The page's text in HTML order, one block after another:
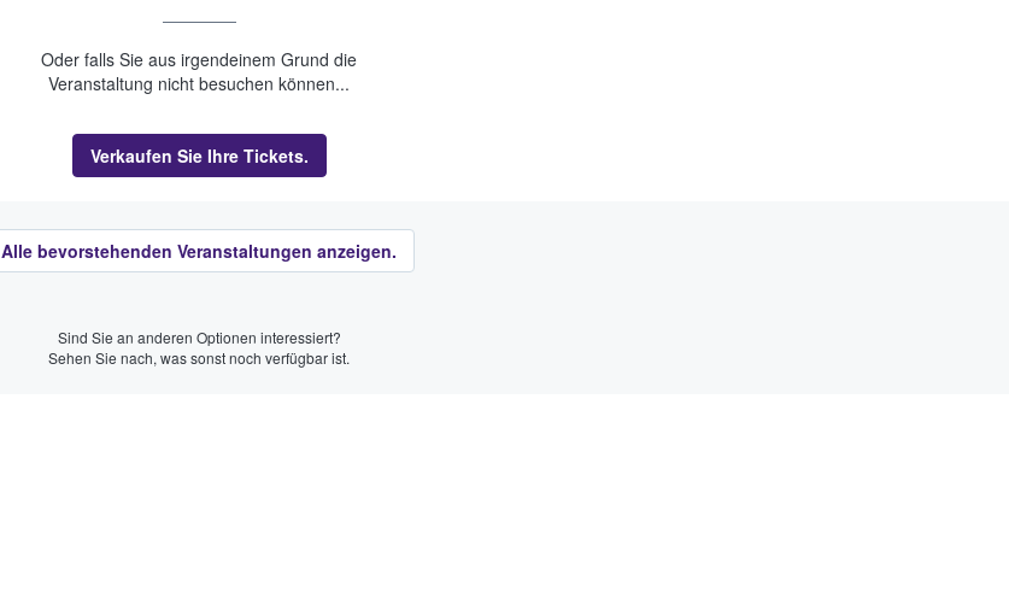
Oder falls Sie aus irgendeinem Grund die
Veranstaltung nicht besuchen können...
Verkaufen Sie Ihre Tickets.
Alle bevorstehenden Veranstaltungen anzeigen.
Sind Sie an anderen Optionen interessiert?
Sehen Sie nach, was sonst noch verfügbar ist.